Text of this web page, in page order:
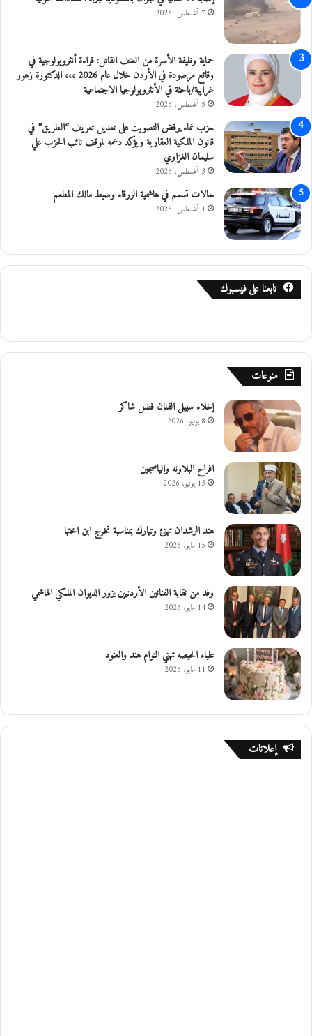
7 أغسطس، 2026
حماية وظيفة الأسرة من العنف القاتل: قراءة أنثروبولوجية في
وقائع مرصودة في الأردن خلال عام 2026 ،،، الدكتورة زهور
غرايبة/باحثة في الأنثروبولوجيا الاجتماعية
5 أغسطس، 2026
حزب نماء يرفض التصويت على تعديل تعريف “الطريق” في
قانون الملكية العقارية ويؤكد دعمه لموقف نائب الحزب علي
سليمان الغزاوي
3 أغسطس، 2026
حالات تسمم في هاشمية الزرقاء وضبط مالك المطعم
1 أغسطس، 2026
تابعنا على فيسبوك
منوعات
إخلاء سبيل الفنان فضل شاكر
8 يوليو، 2026
افراح البلاونه والياصجين
13 يونيو، 2026
هند الرشدان تهنئ وتبارك بمناسبة تخرج ابن اختها
15 مايو، 2026
وفد من نقابة الفنانين الأردنيين يزور الديوان الملكي الهاشمي
14 مايو، 2026
علياء الحيصه تهني التوام هند والعنود
11 مايو، 2026
إعلانات